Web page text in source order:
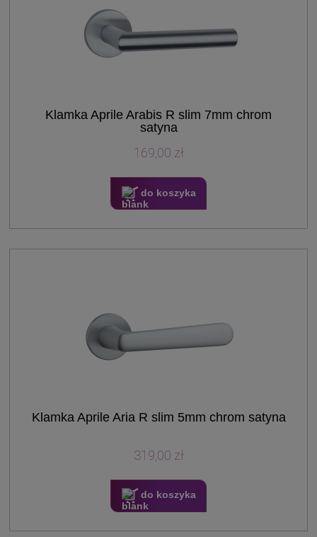
Klamka Aprile Arabis R slim 7mm chrom
satyna
169,00 zł
do koszyka
Klamka Aprile Aria R slim 5mm chrom satyna
319,00 zł
do koszyka